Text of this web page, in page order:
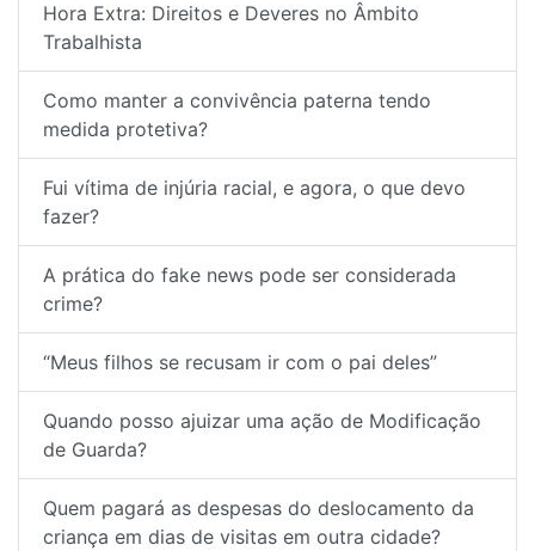
Hora Extra: Direitos e Deveres no Âmbito
Trabalhista
Como manter a convivência paterna tendo
medida protetiva?
Fui vítima de injúria racial, e agora, o que devo
fazer?
A prática do fake news pode ser considerada
crime?
“Meus filhos se recusam ir com o pai deles”
Quando posso ajuizar uma ação de Modificação
de Guarda?
Quem pagará as despesas do deslocamento da
criança em dias de visitas em outra cidade?